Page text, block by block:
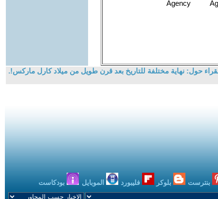
حول: نهاية مختلفة للتاريخ بعد قرن طويل من ميلاد كارل ماركس!.
بنترست بلوكر فليبورد الموبايل بودكاست